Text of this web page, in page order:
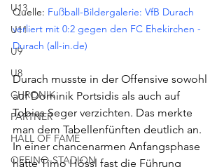
U13
U11
U9
U8
CHRONIK
PARTNER
HALL OF FAME
OFFINO-STADION
Quelle: Fußball-Bildergalerie: VfB Durach
verliert mit 0:2 gegen den FC Ehekirchen -
Durach (all-in.de)
Durach musste in der Offensive sowohl
auf Dominik Portsidis als auch auf
Tobias Seger verzichten. Das merkte
man dem Tabellenfünften deutlich an.
In einer chancenarmen Anfangsphase
hätte Timo Hössl fast die Führung